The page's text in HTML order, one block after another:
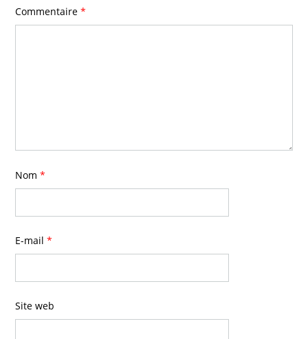
Commentaire *
Nom *
E-mail *
Site web